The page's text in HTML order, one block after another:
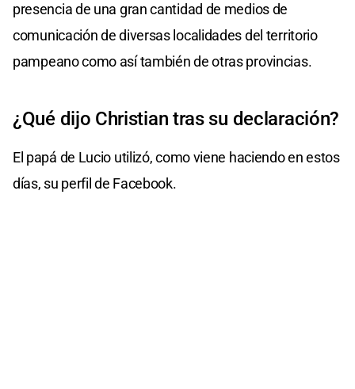
presencia de una gran cantidad de medios de
comunicación de diversas localidades del territorio
pampeano como así también de otras provincias.
¿Qué dijo Christian tras su declaración?
El papá de Lucio utilizó, como viene haciendo en estos
días, su perfil de Facebook.